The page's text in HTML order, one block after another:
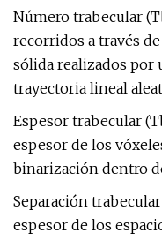
Número trabecular
recorridos a través
sólida realizados por
trayectoria lineal
Espesor trabecular
espesor de los
binarización dentro
Separación
espesor de los